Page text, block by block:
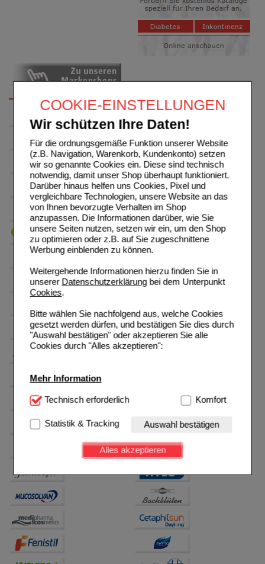
COOKIE-EINSTELLUNGEN
Wir schützen Ihre Daten!
Für die ordnungsgemäße Funktion unserer Website
(z.B. Navigation, Warenkorb, Kundenkonto) setzen
wir so genannte Cookies ein. Diese sind technisch
notwendig, damit unser Shop überhaupt funktioniert.
Darüber hinaus helfen uns Cookies, Pixel und
vergleichbare Technologien, unsere Website an das
von Ihnen bevorzugte Verhalten im Shop
anzupassen. Die Informationen darüber, wie Sie
unsere Seiten nutzen, setzen wir ein, um den Shop
zu optimieren oder z.B. auf Sie zugeschnittene
Werbung einblenden zu können.
Weitergehende Informationen hierzu finden Sie in
unserer Datenschutzerklärungbei dem Unterpunkt
Cookies.
Bitte wählen Sie nachfolgend aus, welche Cookies
gesetzt werden dürfen, und bestätigen Sie dies durch
"Auswahl bestätigen" oder akzeptieren Sie alle
Cookies durch "Alles akzeptieren":
Mehr Information
Technisch Notwendig:Hierbei handelt es sich um
Website notwendig sind (z.B. Navigation, Warenkorb,
Kundenkonto), weshalb auf diese nicht verzichtet
werden kann.
Einkaufserlebnis noch ansprechender zu gestalten,
Besuchers oder unsere Seite an bevorzugte
Verhaltensweisen (z.B. Spracheinstellung)
anzupassen. Komfort-Cookies ermöglichen es uns
auch auf Ihre Bedürfnisse zugeschrittene Inhalte
anzuzeigen und unser Partnerprogramm zu
betreiben.
Technisch erforderlich Komfort
Statistik & Tracking Auswahl bestätigen
Alles akzeptieren